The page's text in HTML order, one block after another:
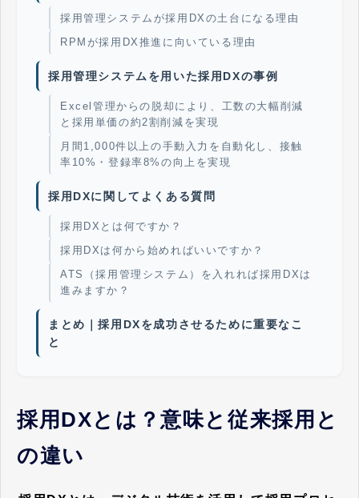
採用管理システムが採用DXの土台になる理由
RPMが採用DX推進に向いている理由
採用管理システムを用いた採用DXの事例
Excel管理からの脱却により、工数の大幅削減
と採用単価の約2割削減を実現
月間1,000件以上の手動入力を自動化し、接触
率10%・登録率8%の向上を実現
採用DXに関してよくある質問
採用DXとは何ですか？
採用DXは何から始めればいいですか？
ATS（採用管理システム）を入れれば採用DXは
進みますか？
まとめ｜採用DXを成功させるために重要なこ
と
採用DXとは？意味と従来採用と
の違い